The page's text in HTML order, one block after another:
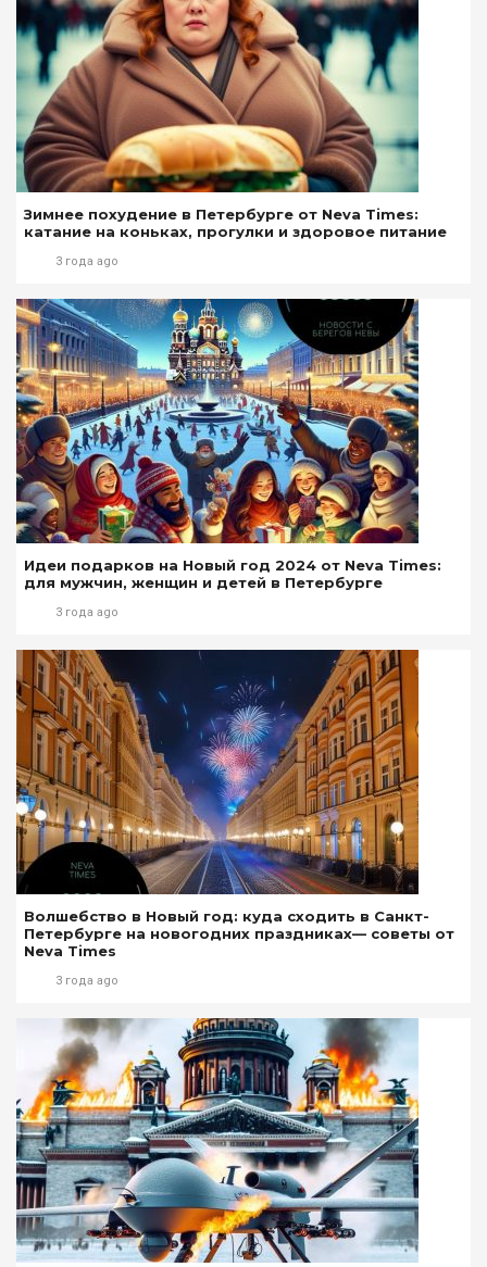
Зимнее похудение в Петербурге от Neva Times:
катание на коньках, прогулки и здоровое питание
3 года ago
Идеи подарков на Новый год 2024 от Neva Times:
для мужчин, женщин и детей в Петербурге
3 года ago
Волшебство в Новый год: куда сходить в Санкт-
Петербурге на новогодних праздниках— советы от
Neva Times
3 года ago